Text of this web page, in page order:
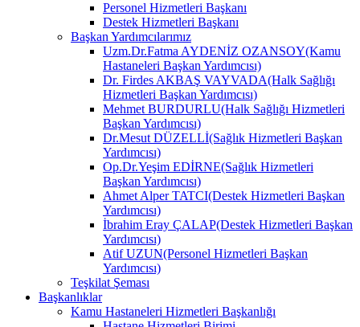
Personel Hizmetleri Başkanı
Destek Hizmetleri Başkanı
Başkan Yardımcılarımız
Uzm.Dr.Fatma AYDENİZ OZANSOY(Kamu
Hastaneleri Başkan Yardımcısı)
Dr. Firdes AKBAŞ VAYVADA(Halk Sağlığı
Hizmetleri Başkan Yardımcısı)
Mehmet BURDURLU(Halk Sağlığı Hizmetleri
Başkan Yardımcısı)
Dr.Mesut DÜZELLİ(Sağlık Hizmetleri Başkan
Yardımcısı)
Op.Dr.Yeşim EDİRNE(Sağlık Hizmetleri
Başkan Yardımcısı)
Ahmet Alper TATCI(Destek Hizmetleri Başkan
Yardımcısı)
İbrahim Eray ÇALAP(Destek Hizmetleri Başkan
Yardımcısı)
Atif UZUN(Personel Hizmetleri Başkan
Yardımcısı)
Teşkilat Şeması
Başkanlıklar
Kamu Hastaneleri Hizmetleri Başkanlığı